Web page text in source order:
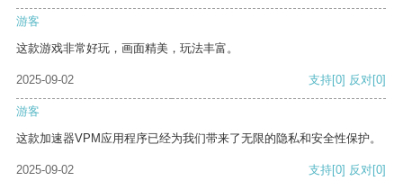
游客
这款游戏非常好玩，画面精美，玩法丰富。
2025-09-02 支持[0] 反对[0]
游客
这款加速器VPM应用程序已经为我们带来了无限的隐私和安全性保护。
2025-09-02 支持[0] 反对[0]